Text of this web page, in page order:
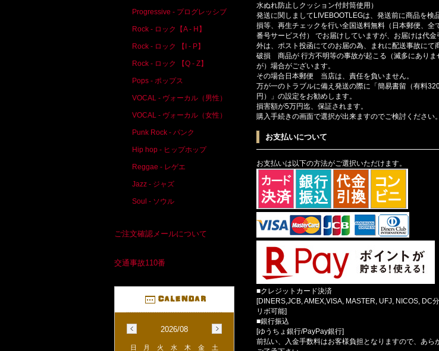
水ぬれ防止しクッション付封筒使用）
発送に関しましてLIVEBOOTLEGは、発送前に商品を検
損等、再生チェックを行い全国送料無料（日本郵便、全
番号サービス付） でお届けしていますが、お届けは代金
外は、ポスト投函にてのお届の為、まれに配送事故にて
破損 商品が 行方不明等の事故が起こる（滅多にありま
が）場合がございます。
その場合日本郵便 当店は、責任を負いません。
万が一のトラブルに備え発送の際に「簡易書留（有料
円）」の設定をお勧めします。
損害額が5万円迄、保証されます。
購入手続きの画面で選択が出来ますのでご検討ください。
お支払いについて
お支払いは以下の方法がご選択いただけます。
■クレジットカード決済
[DINERS,JCB, AMEX,VISA, MASTER, UFJ, NICOS, DC
リボ可能]
■銀行振込
[ゆうちょ銀行/PayPay銀行]
前払い、入金手数料はお客様負担となりますので、あら
Progressive - プログレッシブ
Rock - ロック【A - H】
Rock - ロック 【I - P】
Rock - ロック 【Q - Z】
Pops - ポップス
VOCAL - ヴォーカル（男性）
VOCAL - ヴォーカル（女性）
Punk Rock - パンク
Hip hop - ヒップホップ
Reggae - レゲエ
Jazz - ジャズ
Soul - ソウル
ご注文確認メールについて
交通事故110番
2026/08
日 月 火 水 木 金
土